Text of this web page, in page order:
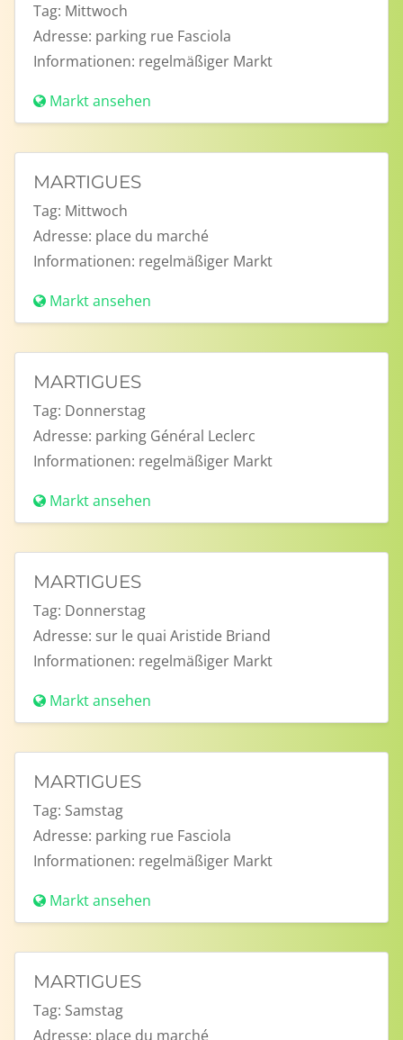
Tag: Mittwoch
Adresse: parking rue Fasciola
Informationen: regelmäßiger Markt
Markt ansehen
MARTIGUES
Tag: Mittwoch
Adresse: place du marché
Informationen: regelmäßiger Markt
Markt ansehen
MARTIGUES
Tag: Donnerstag
Adresse: parking Général Leclerc
Informationen: regelmäßiger Markt
Markt ansehen
MARTIGUES
Tag: Donnerstag
Adresse: sur le quai Aristide Briand
Informationen: regelmäßiger Markt
Markt ansehen
MARTIGUES
Tag: Samstag
Adresse: parking rue Fasciola
Informationen: regelmäßiger Markt
Markt ansehen
MARTIGUES
Tag: Samstag
Adresse: place du marché